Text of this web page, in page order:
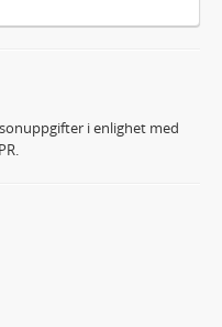
i enlighet med